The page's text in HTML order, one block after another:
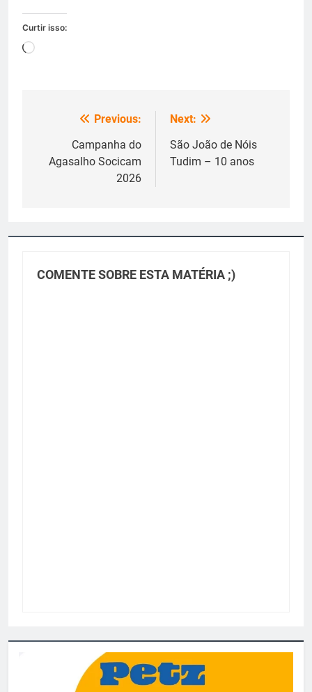
Curtir isso:
Carregando...
Navegação
Post
Previous:
Campanha do
Agasalho Socicam
2026
Next:
São João de Nóis
Tudim – 10 anos
COMENTE SOBRE ESTA MATÉRIA ;)